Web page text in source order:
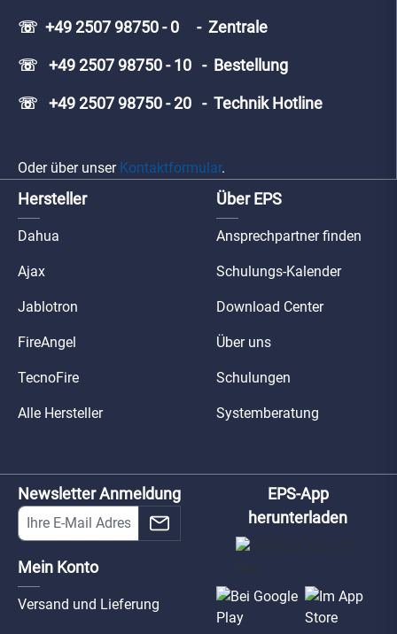
☏ +49 2507 98750 - 0 - Zentrale
☏ +49 2507 98750 - 10 - Bestellung
☏ +49 2507 98750 - 20 - Technik Hotline
Oder über unser Kontaktformular.
Hersteller
Dahua
Ajax
Jablotron
FireAngel
TecnoFire
Alle Hersteller
Über EPS
Ansprechpartner finden
Schulungs-Kalender
Download Center
Über uns
Schulungen
Systemberatung
Newsletter Anmeldung
Mein Konto
Versand und Lieferung
EPS-App
herunterladen